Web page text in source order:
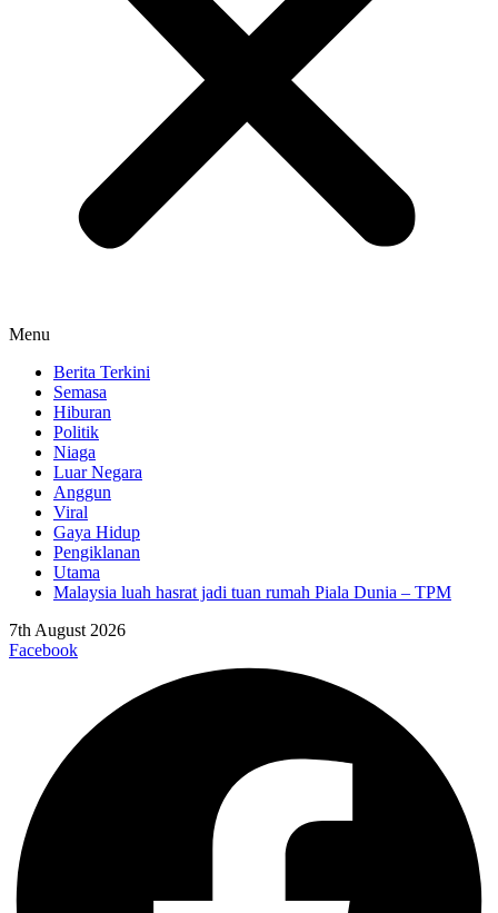
Menu
Berita Terkini
Semasa
Hiburan
Politik
Niaga
Luar Negara
Anggun
Viral
Gaya Hidup
Pengiklanan
Utama
Malaysia luah hasrat jadi tuan rumah Piala Dunia – TPM
7th August 2026
Facebook